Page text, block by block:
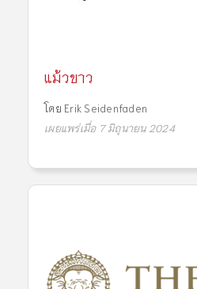
แม้วขาว
โดย Erik Seidenfaden
เผยแพร่เมื่อ 7 มิถุนายน 2024